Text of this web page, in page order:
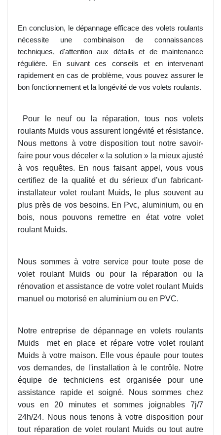
En conclusion, le dépannage efficace des volets roulants
nécessite une combinaison de connaissances
techniques, d'attention aux détails et de maintenance
régulière. En suivant ces conseils et en intervenant
rapidement en cas de problème, vous pouvez assurer le
bon fonctionnement et la longévité de vos volets roulants.
Pour le neuf ou la réparation, tous nos volets
roulants Muids vous assurent longévité et résistance.
Nous mettons à votre disposition tout notre savoir-
faire pour vous déceler « la solution » la mieux ajusté
à vos requêtes. En nous faisant appel, vous vous
certifiez de la qualité et du sérieux d’un fabricant-
installateur volet roulant Muids, le plus souvent au
plus près de vos besoins. En Pvc, aluminium, ou en
bois, nous pouvons remettre en état votre volet
roulant Muids.
Nous sommes à votre service pour toute pose de
volet roulant Muids ou pour la réparation ou la
rénovation et assistance de votre volet roulant Muids
manuel ou motorisé en aluminium ou en PVC.
Notre entreprise de dépannage en volets roulants
Muids
met en place et répare votre volet roulant
Muids à votre maison. Elle vous épaule pour toutes
vos demandes, de l'installation à le contrôle. Notre
équipe de techniciens est organisée pour une
assistance rapide et soigné. Nous sommes chez
vous en 20 minutes et sommes joignables 7j/7
24h/24. Nous nous tenons à votre disposition pour
tout réparation de volet roulant Muids ou tout autre